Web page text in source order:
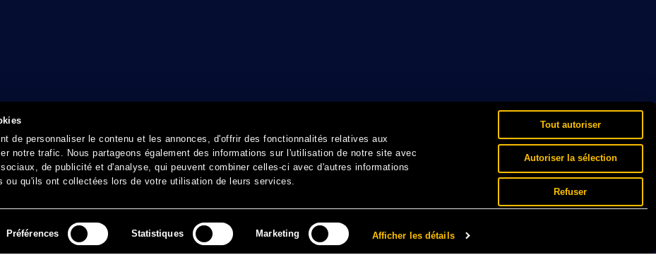
de personnaliser le contenu et les annonces, d'offrir des fonctionnalités relatives aux
notre trafic. Nous partageons également des informations sur l'utilisation de notre site avec
de publicité et d'analyse, qui peuvent combiner celles-ci avec d'autres informations
ou qu'ils ont collectées lors de votre utilisation de leurs services.
Préférences Statistiques Marketing Afficher les détails
Tout autoriser
Autoriser la sélection
Refuser